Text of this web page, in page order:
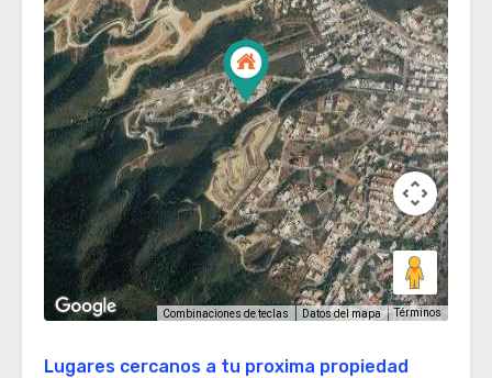
Combinaciones de teclas Datos del mapa Términos
Lugares cercanos a tu proxima propiedad